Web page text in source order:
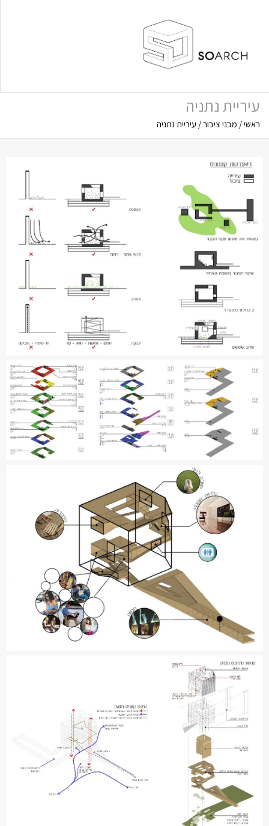
תפריט
עיריית נתניה
ראשי/ מבני ציבור/ עיריית נתניה